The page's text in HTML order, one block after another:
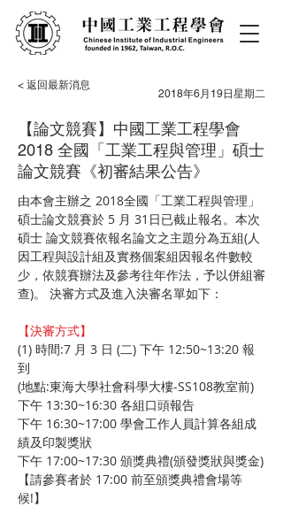
< 返回最新消息
2018年6月19日星期二
【論文競賽】中國工業工程學會
2018 全國「工業工程與管理」碩士
論文競賽《初審結果公告》
由本會主辦之 2018全國「工業工程與管理」
碩士論文競賽於 5 月 31日已截止報名。本次
碩士 論文競賽依報名論文之主題分為五組(人
因工程與設計組及實務個案組因報名件數較
少，依競賽辦法及參考往年作法，予以併組審
查)。 決審方式及進入決審名單如下：
【決審方式】
(1) 時間:7 月 3 日 (二) 下午 12:50~13:20 報
到
(地點:東海大學社會科學大樓-SS108教室前)
下午 13:30~16:30 各組口頭報告
下午 16:30~17:00 學會工作人員計算各組成
績及印製獎狀
下午 17:00~17:30 頒獎典禮(頒發獎狀與獎金)
【請參賽者於 17:00 前至頒獎典禮會場等
候!】